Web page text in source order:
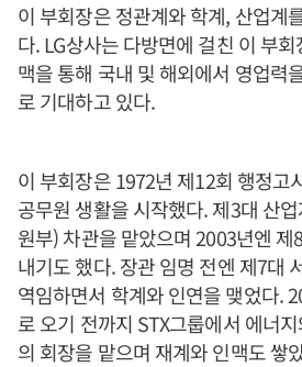
이 부회장은 정관계와 학계, 산업계
다. LG상사는 다방면에 걸친 이 부
맥을 통해 국내 및 해외에서 영업력
로 기대하고 있다.
이 부회장은 1972년 제12회 행정고
공무원 생활을 시작했다. 제3대 산
원부) 차관을 맡았으며 2003년엔 제
내기도 했다. 장관 임명 전엔 제7대
역임하면서 학계와 인연을 맺었다.
로 오기 전까지 STX그룹에서 에너
의 회장을 맡으며 재계와 인맥도 쌓